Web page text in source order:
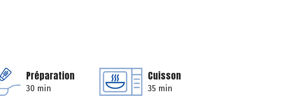
Préparation
30 min
Cuisson
35 min